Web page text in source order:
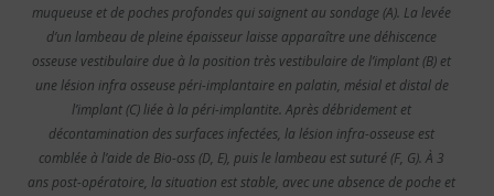
muqueuse et de poches profondes qui saignent au sondage (A). La levée
d’un lambeau de pleine épaisseur laisse apparaître une déhiscence
osseuse vestibulaire due à la position très vestibulaire de l’implant (B) et
une lésion infra osseuse péri-implantaire en palatin, mésial et distal de
l’implant (C) liée à la péri-implantite. Après débridement et
décontamination des surfaces infectées, la lésion infra-osseuse est
comblée à l’aide de Bio-oss (D, E), puis le lambeau est suturé (F, G). À 3
ans post-opératoire, la situation est stable, avec une absence de poche et